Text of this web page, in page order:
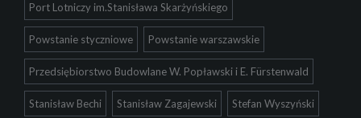
Port Lotniczy im.Stanisława Skarżyńskiego
Powstanie styczniowe Powstanie warszawskie
Przedsiębiorstwo Budowlane W. Popławski i E. Fürstenwald
Stanisław Bechi Stanisław Zagajewski Stefan Wyszyński